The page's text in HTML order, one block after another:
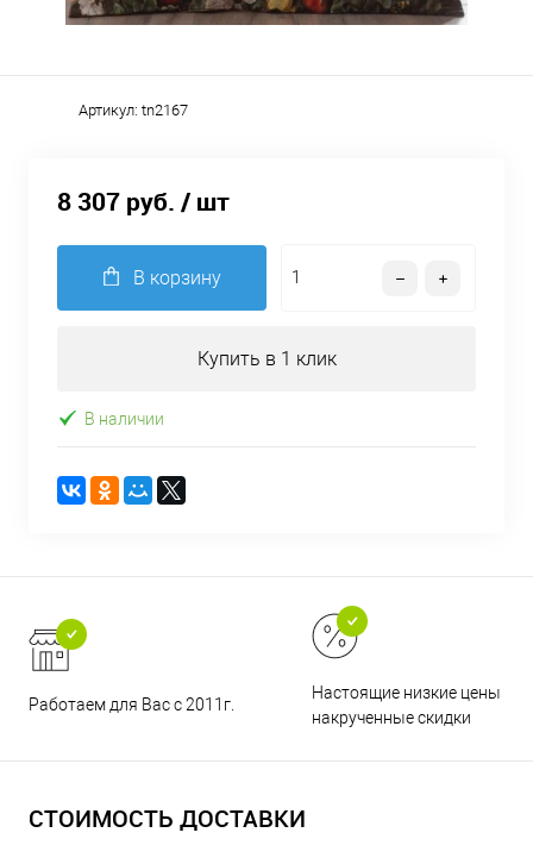
Артикул: tn2167
8 307 руб. / шт
В корзину
Купить в 1 клик
В наличии
Работаем для Вас с 2011г.
Настоящие низкие цены и
накрученные скидки
СТОИМОСТЬ ДОСТАВКИ